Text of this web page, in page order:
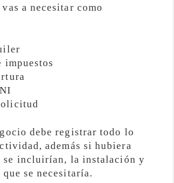
a necesitar como
impuestos
debe registrar todo lo
además si hubiera
se incluirían, la instalación y
se necesitaría.